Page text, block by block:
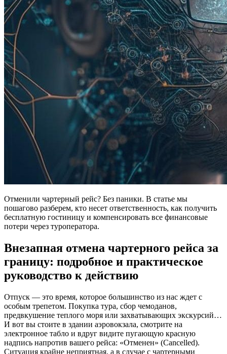
Отменили чартерный рейс? Без паники. В статье мы
пошагово разберем, кто несет ответственность, как получить
бесплатную гостиницу и компенсировать все финансовые
потери через туроператора.
Внезапная отмена чартерного рейса за
границу: подробное и практическое
руководство к действию
Отпуск — это время, которое большинство из нас ждет с
особым трепетом. Покупка тура, сбор чемоданов,
предвкушение теплого моря или захватывающих экскурсий…
И вот вы стоите в здании аэровокзала, смотрите на
электронное табло и вдруг видите пугающую красную
надпись напротив вашего рейса: «Отменен» (Cancelled).
Ситуация крайне неприятная, а в случае с чартерными